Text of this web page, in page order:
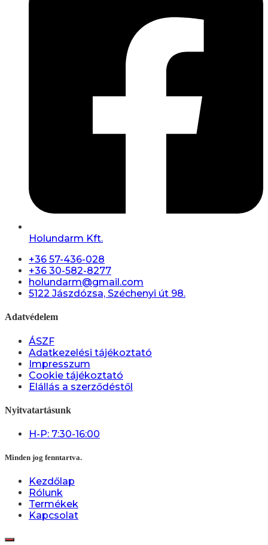
Holundarm Kft.
+36 57-436-028
+36 30-582-8277
holundarm@gmail.com
5122 Jászdózsa, Széchenyi út 98.
Adatvédelem
ÁSZF
Adatkezelési tájékoztató
Impresszum
Cookie tájékoztató
Elállás a szerződéstől
Nyitvatartásunk
H-P: 7:30-16:00
Minden jog fenntartva.
Kezdőlap
Rólunk
Termékek
Kapcsolat